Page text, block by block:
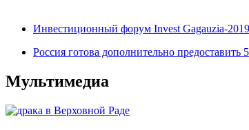
Инвестиционный форум Invest Gagauzia-
Россия готова дополнительно
Мультимедиа